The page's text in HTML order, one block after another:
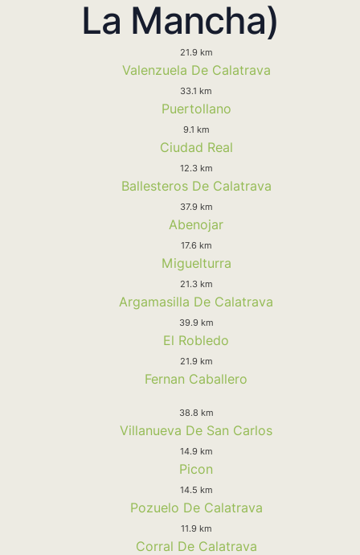
La Mancha)
21.9 km
Valenzuela De Calatrava
33.1 km
Puertollano
9.1 km
Ciudad Real
12.3 km
Ballesteros De Calatrava
37.9 km
Abenojar
17.6 km
Miguelturra
21.3 km
Argamasilla De Calatrava
39.9 km
El Robledo
21.9 km
Fernan Caballero
38.8 km
Villanueva De San Carlos
14.9 km
Picon
14.5 km
Pozuelo De Calatrava
11.9 km
Corral De Calatrava